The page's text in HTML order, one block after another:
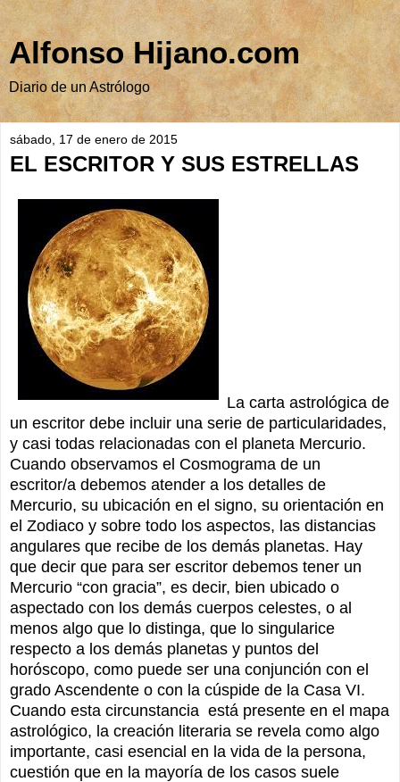
Alfonso Hijano.com
Diario de un Astrólogo
sábado, 17 de enero de 2015
EL ESCRITOR Y SUS ESTRELLAS
La carta astrológica de
un escritor debe incluir una serie de particularidades,
y casi todas relacionadas con el planeta Mercurio.
Cuando observamos el Cosmograma de un
escritor/a debemos atender a los detalles de
Mercurio, su ubicación en el signo, su orientación en
el Zodiaco y sobre todo los aspectos, las distancias
angulares que recibe de los demás planetas. Hay
que decir que para ser escritor debemos tener un
Mercurio “con gracia”, es decir, bien ubicado o
aspectado con los demás cuerpos celestes, o al
menos algo que lo distinga, que lo singularice
respecto a los demás planetas y puntos del
horóscopo, como puede ser una conjunción con el
grado Ascendente o con la cúspide de la Casa VI.
Cuando esta circunstancia está presente en el mapa
astrológico, la creación literaria se revela como algo
importante, casi esencial en la vida de la persona,
cuestión que en la mayoría de los casos suele